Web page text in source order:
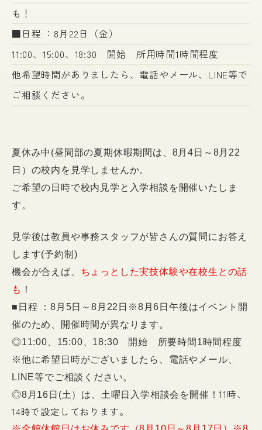
も！
■日程 ：8月22日（金）
11:00、15:00、18:30 開始 所用時間1時間程度
他希望時間がありましたら、電話やメール、LINE等で
ご相談ください。
夏休み中(昼間部の夏期休暇期間は、8月4日～8月22
日）の校内を見学しませんか。
ご希望の日時で校内見学と入学相談を開催いたしま
す。
見学後は教員や事務スタッフが皆さんの質問にお答え
します(予約制)
機会が合えば、 ちょっとした実技体験や在校生との話
も ！
■日程 ：8月5日～8月22日※8月6日午後はイベント開
催のため、開催時間が異なります。
◎11:00、15:00、18:30 開始 所要時間1時間程度
※他に希望日時がございましたら、電話やメール、
LINE等でご相談ください。
◎8月16日(土）は、土曜日入学相談会を開催！11時、
14時で設定しております。